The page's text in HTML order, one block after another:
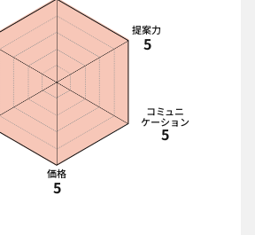
提案力
5
コミュニ
ケーション
5
価格
5